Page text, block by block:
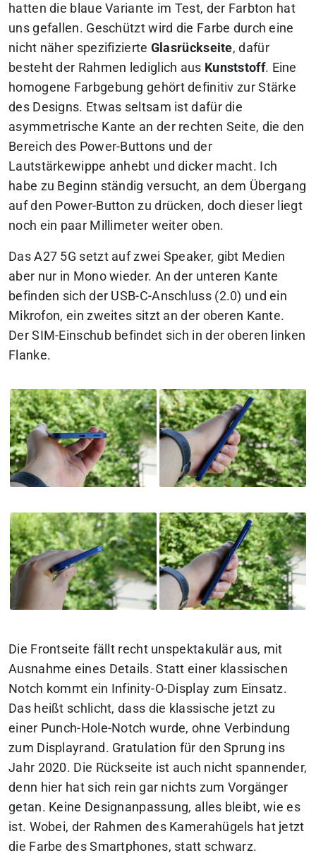
hatten die blaue Variante im Test, der Farbton hat
uns gefallen. Geschützt wird die Farbe durch eine
nicht näher spezifizierte Glasrückseite, dafür
besteht der Rahmen lediglich aus Kunststoff. Eine
homogene Farbgebung gehört definitiv zur Stärke
des Designs. Etwas seltsam ist dafür die
asymmetrische Kante an der rechten Seite, die den
Bereich des Power-Buttons und der
Lautstärkewippe anhebt und dicker macht. Ich
habe zu Beginn ständig versucht, an dem Übergang
auf den Power-Button zu drücken, doch dieser liegt
noch ein paar Millimeter weiter oben.
Das A27 5G setzt auf zwei Speaker, gibt Medien
aber nur in Mono wieder. An der unteren Kante
befinden sich der USB-C-Anschluss (2.0) und ein
Mikrofon, ein zweites sitzt an der oberen Kante.
Der SIM-Einschub befindet sich in der oberen linken
Flanke.
Die Frontseite fällt recht unspektakulär aus, mit
Ausnahme eines Details. Statt einer klassischen
Notch kommt ein Infinity-O-Display zum Einsatz.
Das heißt schlicht, dass die klassische jetzt zu
einer Punch-Hole-Notch wurde, ohne Verbindung
zum Displayrand. Gratulation für den Sprung ins
Jahr 2020. Die Rückseite ist auch nicht spannender,
denn hier hat sich rein gar nichts zum Vorgänger
getan. Keine Designanpassung, alles bleibt, wie es
ist. Wobei, der Rahmen des Kamerahügels hat jetzt
die Farbe des Smartphones, statt schwarz.